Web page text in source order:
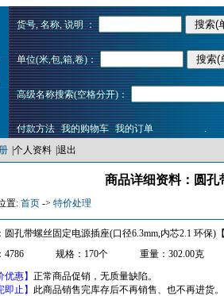
货号, 名称, 说明 ：
单位(米,包,箱,卷)：
高级名称搜索(空格分开)：
付款方法 我的购物车 我的订单
.
个人资料 退出
商品详细资料：圆孔
置: 首页 -> 特价处理
圆孔带螺丝固定电源插座(口径6.3mm,内芯2.1 环保)
4786
规格：170个
重量：302.00克
优惠】 正常商品促销，无质量缺陷。
即止】 此商品销售完库存后不再销售、也不再进货